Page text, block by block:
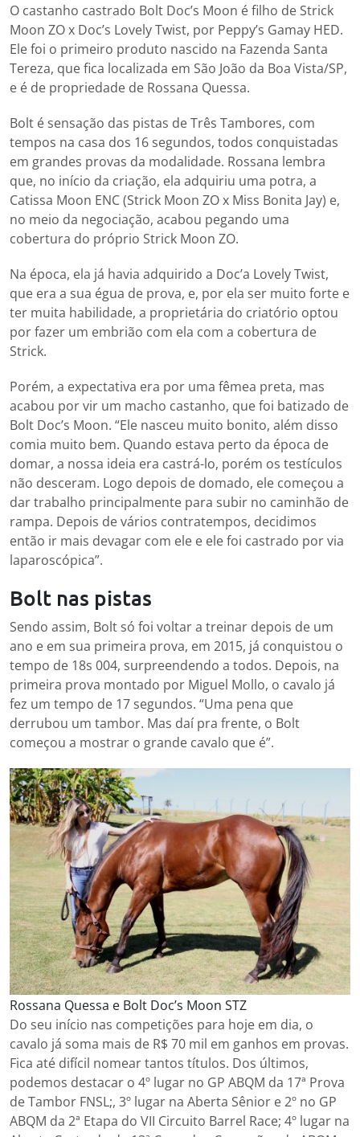
O castanho castrado Bolt Doc’s Moon é filho de Strick
Moon ZO x Doc’s Lovely Twist, por Peppy’s Gamay HED.
Ele foi o primeiro produto nascido na Fazenda Santa
Tereza, que fica localizada em São João da Boa Vista/SP,
e é de propriedade de Rossana Quessa.
Bolt é sensação das pistas de Três Tambores, com
tempos na casa dos 16 segundos, todos conquistadas
em grandes provas da modalidade. Rossana lembra
que, no início da criação, ela adquiriu uma potra, a
Catissa Moon ENC (Strick Moon ZO x Miss Bonita Jay) e,
no meio da negociação, acabou pegando uma
cobertura do próprio Strick Moon ZO.
Na época, ela já havia adquirido a Doc’a Lovely Twist,
que era a sua égua de prova, e, por ela ser muito forte e
ter muita habilidade, a proprietária do criatório optou
por fazer um embrião com ela com a cobertura de
Strick.
Porém, a expectativa era por uma fêmea preta, mas
acabou por vir um macho castanho, que foi batizado de
Bolt Doc’s Moon. “Ele nasceu muito bonito, além disso
comia muito bem. Quando estava perto da época de
domar, a nossa ideia era castrá-lo, porém os testículos
não desceram. Logo depois de domado, ele começou a
dar trabalho principalmente para subir no caminhão de
rampa. Depois de vários contratempos, decidimos
então ir mais devagar com ele e ele foi castrado por via
laparoscópica”.
Bolt nas pistas
Sendo assim, Bolt só foi voltar a treinar depois de um
ano e em sua primeira prova, em 2015, já conquistou o
tempo de 18s 004, surpreendendo a todos. Depois, na
primeira prova montado por Miguel Mollo, o cavalo já
fez um tempo de 17 segundos. “Uma pena que
derrubou um tambor. Mas daí pra frente, o Bolt
começou a mostrar o grande cavalo que é”.
Rossana Quessa e Bolt Doc’s Moon STZ
Do seu início nas competições para hoje em dia, o
cavalo já soma mais de R$ 70 mil em ganhos em provas.
Fica até difícil nomear tantos títulos. Dos últimos,
podemos destacar o 4º lugar no GP ABQM da 17ª Prova
de Tambor FNSL;, 3º lugar na Aberta Sênior e 2º no GP
ABQM da 2ª Etapa do VII Circuito Barrel Race; 4º lugar na